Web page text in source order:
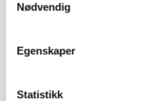
Nødvendig
Egenskaper
Statistikk